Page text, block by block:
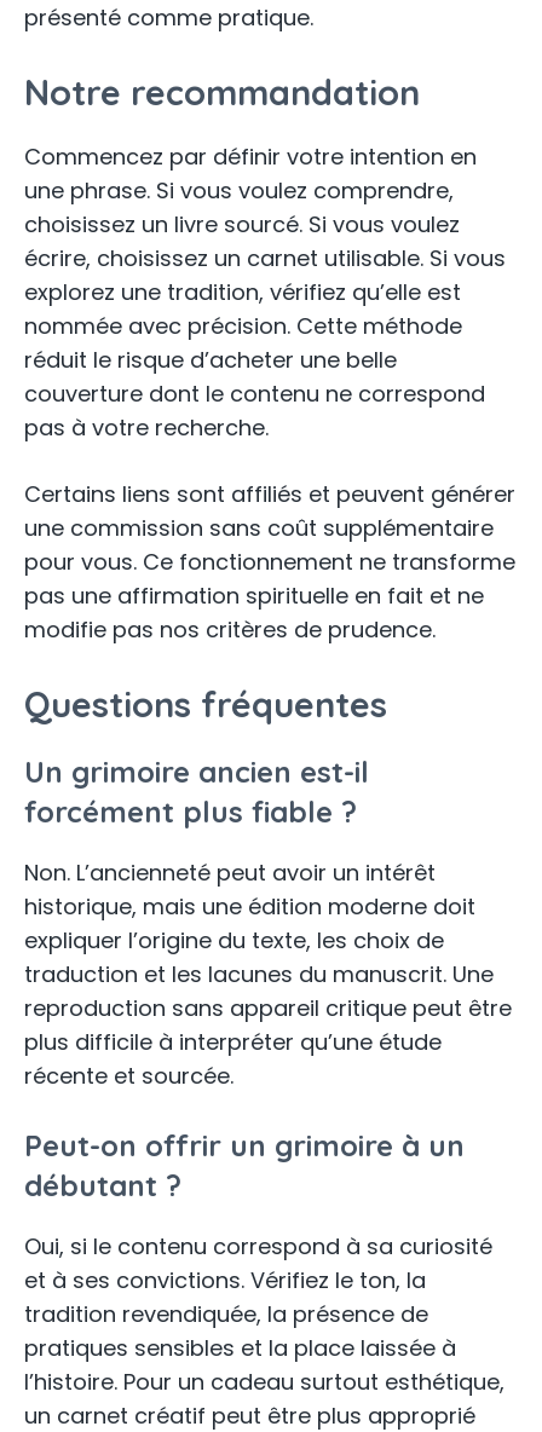
présenté comme pratique.
Notre recommandation
Commencez par définir votre intention en
une phrase. Si vous voulez comprendre,
choisissez un livre sourcé. Si vous voulez
écrire, choisissez un carnet utilisable. Si vous
explorez une tradition, vérifiez qu’elle est
nommée avec précision. Cette méthode
réduit le risque d’acheter une belle
couverture dont le contenu ne correspond
pas à votre recherche.
Certains liens sont affiliés et peuvent générer
une commission sans coût supplémentaire
pour vous. Ce fonctionnement ne transforme
pas une affirmation spirituelle en fait et ne
modifie pas nos critères de prudence.
Questions fréquentes
Un grimoire ancien est-il
forcément plus fiable ?
Non. L’ancienneté peut avoir un intérêt
historique, mais une édition moderne doit
expliquer l’origine du texte, les choix de
traduction et les lacunes du manuscrit. Une
reproduction sans appareil critique peut être
plus difficile à interpréter qu’une étude
récente et sourcée.
Peut-on offrir un grimoire à un
débutant ?
Oui, si le contenu correspond à sa curiosité
et à ses convictions. Vérifiez le ton, la
tradition revendiquée, la présence de
pratiques sensibles et la place laissée à
l’histoire. Pour un cadeau surtout esthétique,
un carnet créatif peut être plus approprié